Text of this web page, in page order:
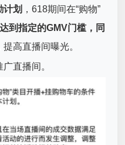
计划 ，618期间在“购物”
达到指定的GMV门槛，同
提高直播间曝光。
直播间。